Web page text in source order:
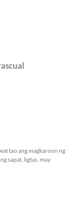
tao ang magkaroon ng
sapat, ligtas, may